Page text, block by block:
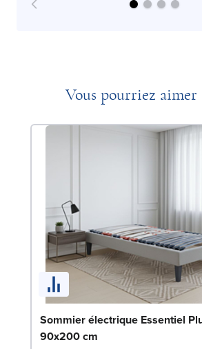
Vous pourriez aimer
Sommier électrique Essentiel
90x200 cm